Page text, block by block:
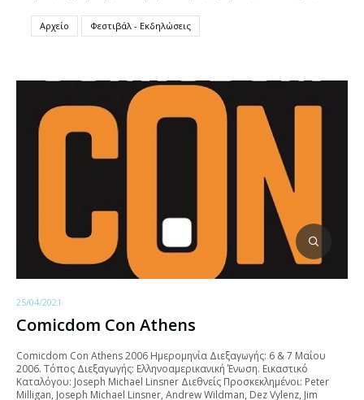
Αρχείο Φεστιβάλ - Εκδηλώσεις
25/04/2021
Comicdom Con Athens
Comicdom Con Athens 2006 Ημερομηνία Διεξαγωγής: 6 & 7 Mαΐου
2006. Τόπος Διεξαγωγής: Ελληνοαμερικανική Ένωση. Εικαστικό
Καταλόγου: Joseph Michael Linsner Διεθνείς Προσκεκλημένοι: Peter
Milligan, Joseph Michael Linsner, Andrew Wildman, Dez Vylenz, Jim